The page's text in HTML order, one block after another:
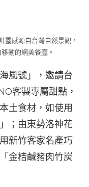
靈感源自台灣自然景觀，
動的網美餐廳。
風號」，邀請台
客製專屬甜點，
土食材，如使用
；由東勢洛神花
新竹客家名產巧
金桔鹹豬肉竹炭